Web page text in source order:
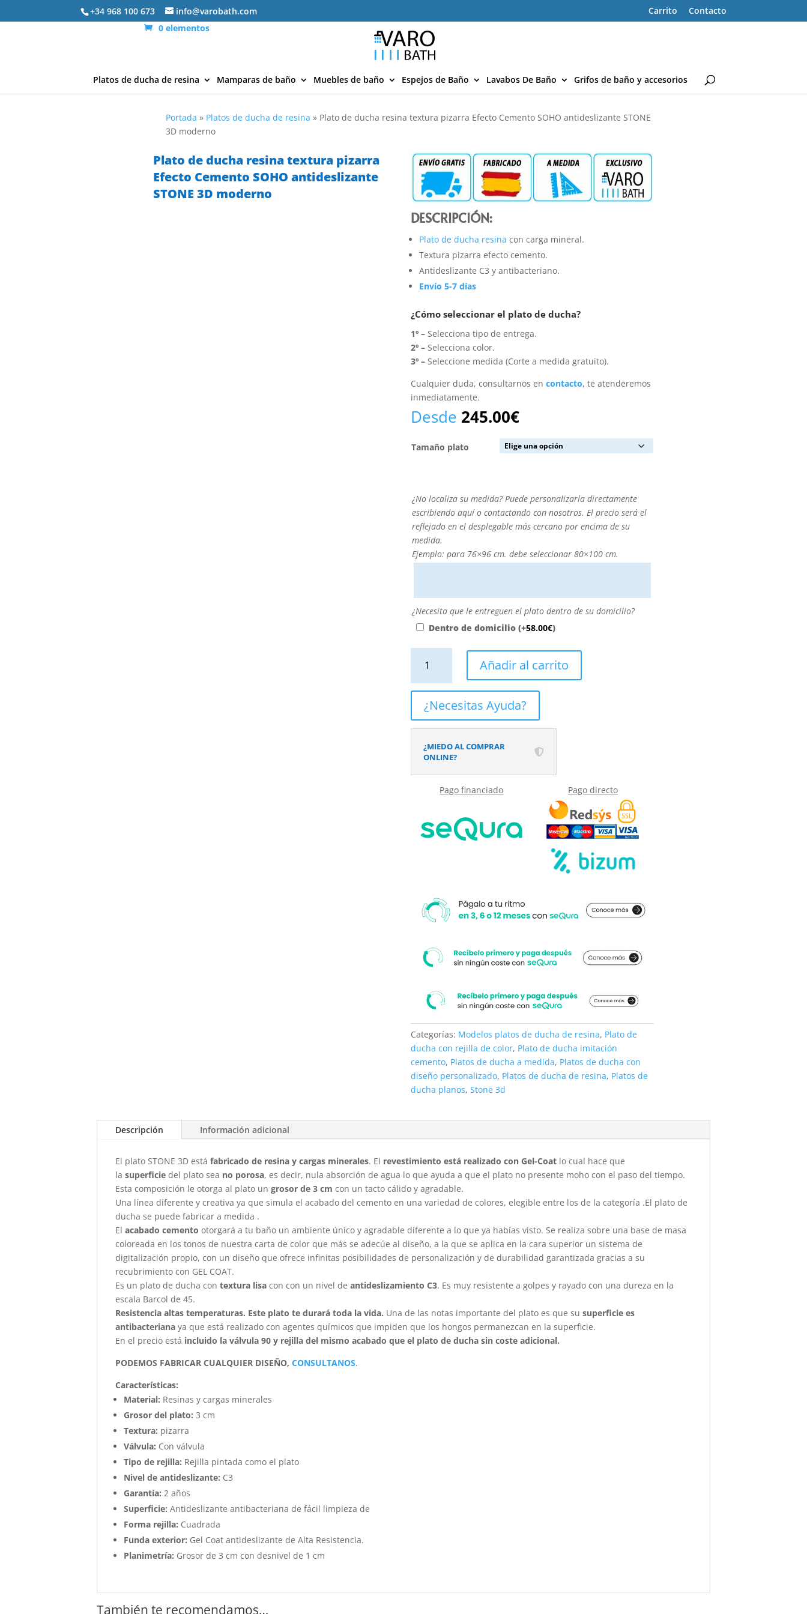
+34 968 100 673 info@varobath.com Carrito
Contacto
0 elementos
Platos de ducha de resina Mamparas de baño Muebles de baño Espejos de Baño Lavabos De Baño Grifos de baño y accesorios
Portada » Platos de ducha de resina » Plato de ducha resina textura pizarra Efecto Cemento SOHO antideslizante STONE
3D moderno
Plato de ducha resina textura pizarra
Efecto Cemento SOHO antideslizante
STONE 3D moderno
DESCRIPCIÓN:
Plato de ducha resina con carga mineral.
Textura pizarra efecto cemento.
Antideslizante C3 y antibacteriano.
Envío 5-7 días
¿Cómo seleccionar el plato de ducha?
1º – Selecciona tipo de entrega.
2º – Selecciona color.
3º – Seleccione medida (Corte a medida gratuito).
Cualquier duda, consultarnos encontacto, te atenderemos
inmediatamente.
Desde 245.00€
Tamaño plato
¿No
localiza
su
medida?
Puede
escribiendo
aquí
o
con
nosotros.
precio
será
el
desplegable
su
¿No localiza su medida? Puede personalizarla directamente
escribiendo aquí o contactando con nosotros. El precio será el
reflejado en el desplegable más cercano por encima de su
medida.
Ejemplo: para 76×96 cm. debe seleccionar 80×100 cm.
¿Necesita
que
dentro
su
¿Necesita que le entreguen el plato dentro de su domicilio?
Dentro de domicilio(+58.00€)
ducha
resina
textura
pizarra
Cemento
antideslizante
moderno
cantidad
Añadir al carrito
¿Necesitas Ayuda?
¿MIEDO AL COMPRAR
ONLINE?
Pago financiado Pago directo
Categorías: Modelos platos de ducha de resina, Plato de
ducha con rejilla de color, Plato de ducha imitación
cemento, Platos de ducha a medida, Platos de ducha con
diseño personalizado, Platos de ducha de resina, Platos de
ducha planos,Stone 3d
Descripción Información adicional
El plato STONE 3D estáfabricado de resina y cargas minerales. El revestimiento está realizado con Gel-Coat lo cual hace que
lasuperficiedel plato sea no porosa, es decir, nula absorción de agua lo que ayuda a que el plato no presente moho con el paso del tiempo.
Esta composición le otorga al plato un grosor de 3 cm con un tacto cálido y agradable.
Una línea diferente y creativa ya que simula el acabado del cemento en una variedad de colores, elegible entre los de la categoría .El plato de
ducha se puede fabricar a medida .
Elacabado cementootorgará a tu baño un ambiente único y agradable diferente a lo que ya habías visto. Se realiza sobre una base de masa
coloreada en los tonos de nuestra carta de color que más se adecúe al diseño, a la que se aplica en la cara superior un sistema de
digitalización propio, con un diseño que ofrece infinitas posibilidades de personalización y de durabilidad garantizada gracias a su
recubrimiento con GEL COAT.
Es un plato de ducha con textura lisa con con un nivel deantideslizamiento C3. Es muy resistente a golpes y rayado con una dureza en la
escala Barcol de 45.
Resistencia altas temperaturas. Este plato te durará toda la vida. Una de las notas importante del plato es que susuperficie es
antibacterianaya que está realizado con agentes químicos que impiden que los hongos permanezcan en la superficie.
En el precio está incluido la válvula 90 y rejilla del mismo acabado que el plato de ducha sin coste adicional.
PODEMOS FABRICAR CUALQUIER DISEÑO,CONSULTANOS.
Características:
Material: Resinas y cargas minerales
Grosor del plato: 3 cm
Textura: pizarra
Válvula: Con válvula
Tipo de rejilla: Rejilla pintada como el plato
Nivel de antideslizante: C3
Garantía: 2 años
Superficie: Antideslizante antibacteriana de fácil limpieza de
Forma rejilla: Cuadrada
Funda exterior: Gel Coat antideslizante de Alta Resistencia.
Planimetría: Grosor de 3 cm con desnivel de 1 cm
También te recomendamos…